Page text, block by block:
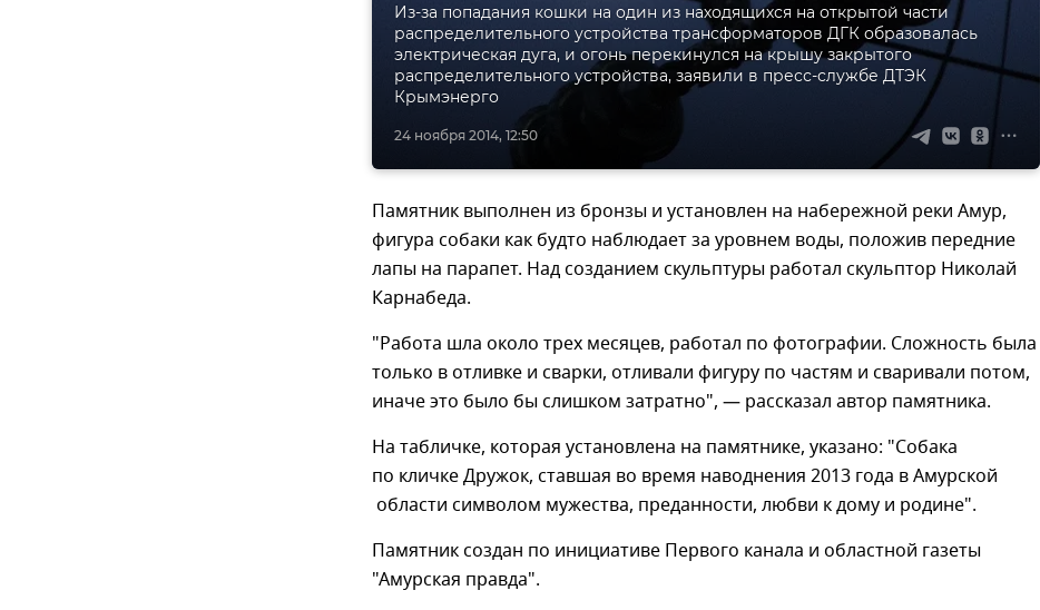
24 ноября 2014, 12:50
Из-за попадания кошки на один из находящихся на открытой части
распределительного устройства трансформаторов ДГК образовалась
электрическая дуга, и огонь перекинулся на крышу закрытого
распределительного устройства, заявили в пресс-службе ДТЭК
Крымэнерго
Памятник выполнен из бронзы и установлен на набережной реки Амур,
фигура собаки как будто наблюдает за уровнем воды, положив передние
лапы на парапет. Над созданием скульптуры работал скульптор Николай
Карнабеда.
"Работа шла около трех месяцев, работал по фотографии. Сложность была
только в отливке и сварки, отливали фигуру по частям и сваривали потом,
иначе это было бы слишком затратно", — рассказал автор памятника.
На табличке, которая установлена на памятнике, указано: "Собака
по кличке Дружок, ставшая во время наводнения 2013 года в Амурской
области символом мужества, преданности, любви к дому и родине".
Памятник создан по инициативе Первого канала и областной газеты
"Амурская правда".